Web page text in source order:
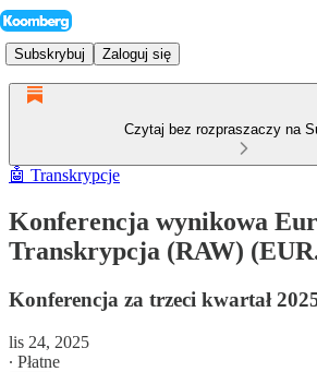
Subskrybuj Zaloguj się
Czytaj bez rozpraszaczy na
🤖 Transkrypcje
Konferencja wynikowa
Transkrypcja (RAW)
Konferencja za trzeci kwartał
lis 24, 2025
∙ Płatne